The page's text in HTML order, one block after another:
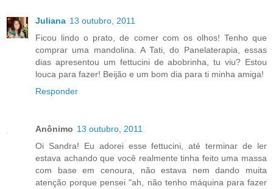
Juliana 13 outubro, 2011
Ficou lindo o prato, de comer com os olhos! Tenho que
comprar uma mandolina. A Tati, do Panelaterapia, essas
dias apresentou um fettucini de abobrinha, tu viu? Estou
louca para fazer! Beijão e um bom dia para ti minha amiga!
Responder
Anônimo 13 outubro, 2011
Oi Sandra! Eu adorei esse fettucini, até terminar de ler
estava achando que você realmente tinha feito uma massa
com base em cenoura, não estava nem dando muita
atenção porque pensei "ah, não tenho máquina para fazer